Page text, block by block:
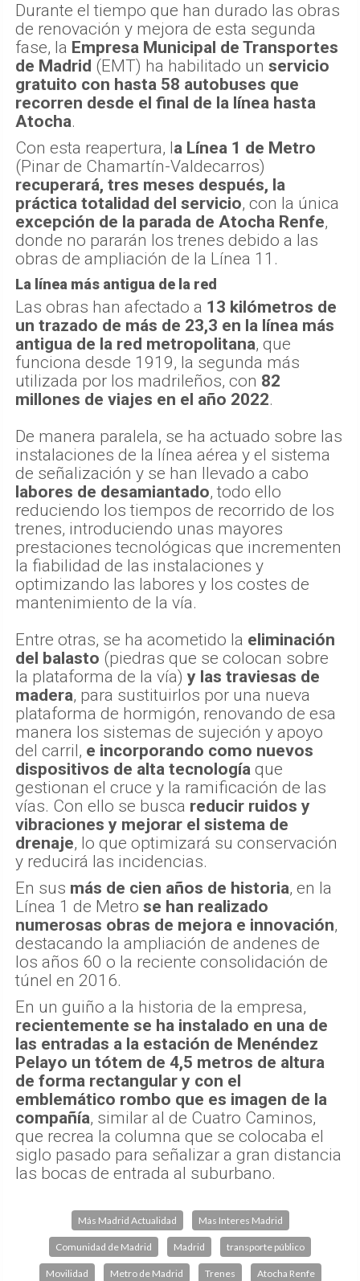
Durante el tiempo que han durado las obras
de renovación y mejora de esta segunda
fase, la Empresa Municipal de Transportes
de Madrid (EMT) ha habilitado un servicio
gratuito con hasta 58 autobuses que
recorren desde el final de la línea hasta
Atocha.
Con esta reapertura, la Línea 1 de Metro
(Pinar de Chamartín-Valdecarros)
recuperará, tres meses después, la
práctica totalidad del servicio, con la única
excepción de la parada de Atocha Renfe,
donde no pararán los trenes debido a las
obras de ampliación de la Línea 11.
La línea más antigua de la red
Las obras han afectado a 13 kilómetros de
un trazado de más de 23,3 en la línea más
antigua de la red metropolitana, que
funciona desde 1919, la segunda más
utilizada por los madrileños, con 82
millones de viajes en el año 2022.
De manera paralela, se ha actuado sobre las
instalaciones de la línea aérea y el sistema
de señalización y se han llevado a cabo
labores de desamiantado, todo ello
reduciendo los tiempos de recorrido de los
trenes, introduciendo unas mayores
prestaciones tecnológicas que incrementen
la fiabilidad de las instalaciones y
optimizando las labores y los costes de
mantenimiento de la vía.
Entre otras, se ha acometido la eliminación
del balasto (piedras que se colocan sobre
la plataforma de la vía) y las traviesas de
madera, para sustituirlos por una nueva
plataforma de hormigón, renovando de esa
manera los sistemas de sujeción y apoyo
del carril, e incorporando como nuevos
dispositivos de alta tecnología que
gestionan el cruce y la ramificación de las
vías. Con ello se busca reducir ruidos y
vibraciones y mejorar el sistema de
drenaje, lo que optimizará su conservación
y reducirá las incidencias.
En sus más de cien años de historia, en la
Línea 1 de Metro se han realizado
numerosas obras de mejora e innovación,
destacando la ampliación de andenes de
los años 60 o la reciente consolidación de
túnel en 2016.
En un guiño a la historia de la empresa,
recientemente se ha instalado en una de
las entradas a la estación de Menéndez
Pelayo un tótem de 4,5 metros de altura
de forma rectangular y con el
emblemático rombo que es imagen de la
compañía, similar al de Cuatro Caminos,
que recrea la columna que se colocaba el
siglo pasado para señalizar a gran distancia
las bocas de entrada al suburbano.
Más Madrid Actualidad Mas Interes Madrid
Comunidad de Madrid Madrid transporte público
Movilidad Metro de Madrid Trenes Atocha Renfe